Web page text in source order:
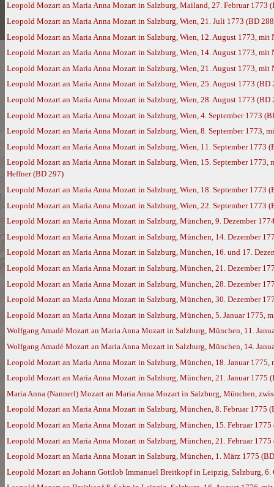
Leopold Mozart an Maria Anna Mozart in Salzburg, Mailand, 27. Februar 1773
Leopold Mozart an Maria Anna Mozart in Salzburg, Wien, 21. Juli 1773 (BD
Leopold Mozart an Maria Anna Mozart in Salzburg, Wien, 12. August 1773,
Leopold Mozart an Maria Anna Mozart in Salzburg, Wien, 14. August 1773,
Leopold Mozart an Maria Anna Mozart in Salzburg, Wien, 21. August 1773,
Leopold Mozart an Maria Anna Mozart in Salzburg, Wien, 25. August 1773 (BD
Leopold Mozart an Maria Anna Mozart in Salzburg, Wien, 28. August 1773 (BD
Leopold Mozart an Maria Anna Mozart in Salzburg, Wien, 4. September 1773
Leopold Mozart an Maria Anna Mozart in Salzburg, Wien, 8. September 1773,
Leopold Mozart an Maria Anna Mozart in Salzburg, Wien, 11. September 1773
Leopold Mozart an Maria Anna Mozart in Salzburg, Wien, 15. September
Heffner (BD 297)
Leopold Mozart an Maria Anna Mozart in Salzburg, Wien, 18. September 1773
Leopold Mozart an Maria Anna Mozart in Salzburg, Wien, 22. September 1773
Leopold Mozart an Maria Anna Mozart in Salzburg, München, 9. Dezember
Leopold Mozart an Maria Anna Mozart in Salzburg, München, 14. Dezember
Leopold Mozart an Maria Anna Mozart in Salzburg, München, 16. und 17.
Leopold Mozart an Maria Anna Mozart in Salzburg, München, 21. Dezember
Leopold Mozart an Maria Anna Mozart in Salzburg, München, 28. Dezember
Leopold Mozart an Maria Anna Mozart in Salzburg, München, 30. Dezember
Leopold Mozart an Maria Anna Mozart in Salzburg, München, 5. Januar 1775,
Wolfgang Amadé Mozart an Maria Anna Mozart in Salzburg, München, 11.
Wolfgang Amadé Mozart an Maria Anna Mozart in Salzburg, München, 14.
Leopold Mozart an Maria Anna Mozart in Salzburg, München, 18. Januar
Leopold Mozart an Maria Anna Mozart in Salzburg, München, 21. Januar 1775
Maria Anna (Nannerl) Mozart an Maria Anna Mozart in Salzburg, München,
Leopold Mozart an Maria Anna Mozart in Salzburg, München, 8. Februar 1775
Leopold Mozart an Maria Anna Mozart in Salzburg, München, 15. Februar 1775
Leopold Mozart an Maria Anna Mozart in Salzburg, München, 21. Februar 1775
Leopold Mozart an Maria Anna Mozart in Salzburg, München, 1. März 1775
Leopold Mozart an Johann Gottlob Immanuel Breitkopf in Leipzig, Salzburg,